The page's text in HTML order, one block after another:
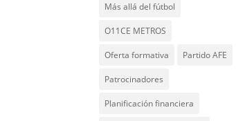
Más allá del fútbol
O11CE METROS
Oferta formativa Partido AFE
Patrocinadores
Planificación financiera